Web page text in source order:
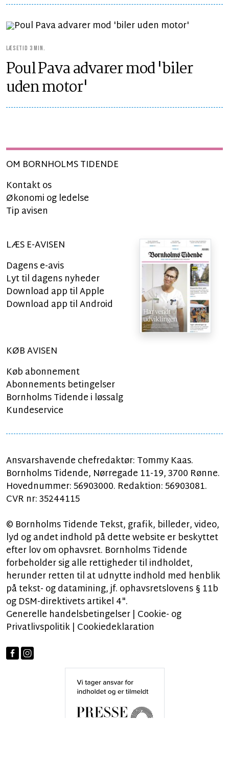
LÆSETID 3 MIN.
Poul Pava advarer mod 'biler
uden motor'
OM BORNHOLMS TIDENDE
Kontakt os
Økonomi og ledelse
Tip avisen
LÆS E-AVISEN
Dagens e-avis
Lyt til dagens nyheder
Download app til Apple
Download app til Android
KØB AVISEN
Køb abonnement
Abonnements betingelser
Bornholms Tidende i løssalg
Kundeservice
Ansvarshavende chefredaktør: Tommy Kaas.
Bornholms Tidende, Nørregade 11-19, 3700 Rønne.
Hovednummer: 56903000. Redaktion: 56903081.
CVR nr: 35244115
© Bornholms Tidende Tekst, grafik, billeder, video,
lyd og andet indhold på dette website er beskyttet
efter lov om ophavsret. Bornholms Tidende
forbeholder sig alle rettigheder til indholdet,
herunder retten til at udnytte indhold med henblik
på tekst- og datamining, jf. ophavsretslovens § 11b
og DSM-direktivets artikel 4".
Generelle handelsbetingelser| Cookie- og
Privatlivspolitik| Cookiedeklaration